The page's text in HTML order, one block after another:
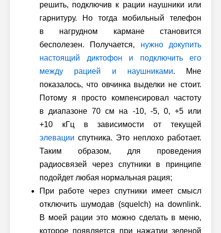
решить, подключив к рации наушники или
гарнитуру. Но тогда мобильный телефон
в нагрудном кармане становится
бесполезен. Получается, нужно докупить
настоящий диктофон и подключить его
между рацией и наушниками. Мне
показалось, что овчинка выделки не стоит.
Потому я просто компенсировал частоту
в диапазоне 70 см на -10, -5, 0, +5 или
+10 кГц в зависимости от текущей
элевации спутника. Это неплохо работает.
Таким образом, для проведения
радиосвязей через спутники в принципе
подойдет любая нормальная рация;
При работе через спутники имеет смысл
отключить шумодав (squelch) на downlink.
В моей рации это можно сделать в меню,
которое появляется при нажатии зеленой